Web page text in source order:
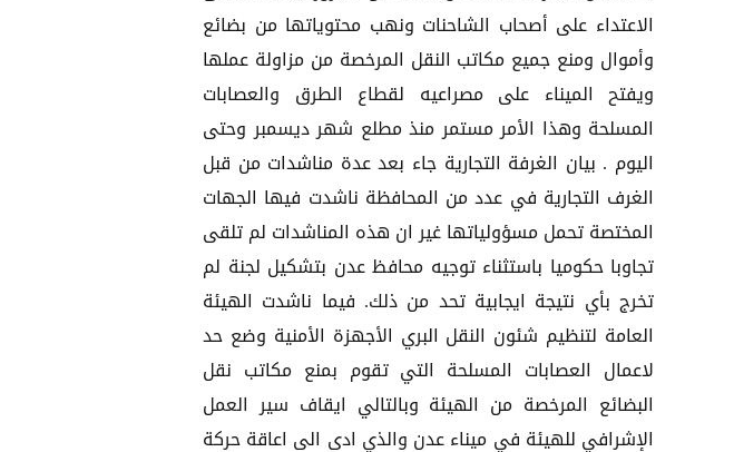
الاعتداء على أصحاب الشاحنات ونهب محتوياتها من بضائع
وأموال ومنع جميع مكاتب النقل المرخصة من مزاولة عملها
ويفتح الميناء على مصراعيه لقطاع الطرق والعصابات
المسلحة وهذا الأمر مستمر منذ مطلع شهر ديسمبر وحتى
اليوم . بيان الغرفة التجارية جاء بعد عدة مناشدات من قبل
الغرف التجارية في عدد من المحافظة ناشدت فيها الجهات
المختصة تحمل مسؤولياتها غير ان هذه المناشدات لم تلقى
تجاوبا حكوميا باستثناء توجيه محافظ عدن بتشكيل لجنة لم
تخرج بأي نتيجة ايجابية تحد من ذلك. فيما ناشدت الهيئة
العامة لتنظيم شئون النقل البري الأجهزة الأمنية وضع حد
لاعمال العصابات المسلحة التي تقوم بمنع مكاتب نقل
البضائع المرخصة من الهيئة وبالتالي ايقاف سير العمل
الإشرافي للهيئة في ميناء عدن والذي ادى الى اعاقة حركة